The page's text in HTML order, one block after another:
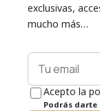
exclusivas,
mucho más…
Acepto la
Podrás